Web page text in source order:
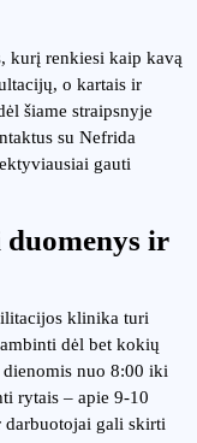
kurį renkiesi kaip kavą
o kartais ir
šiame straipsnyje
su Nefrida
gauti
ir
klinika turi
dėl bet kokių
dienomis nuo 8:00 iki
rytais – apie 9-10
gali skirti